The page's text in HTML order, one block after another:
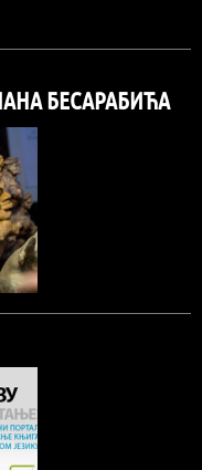
БЕСАРАБИЋА